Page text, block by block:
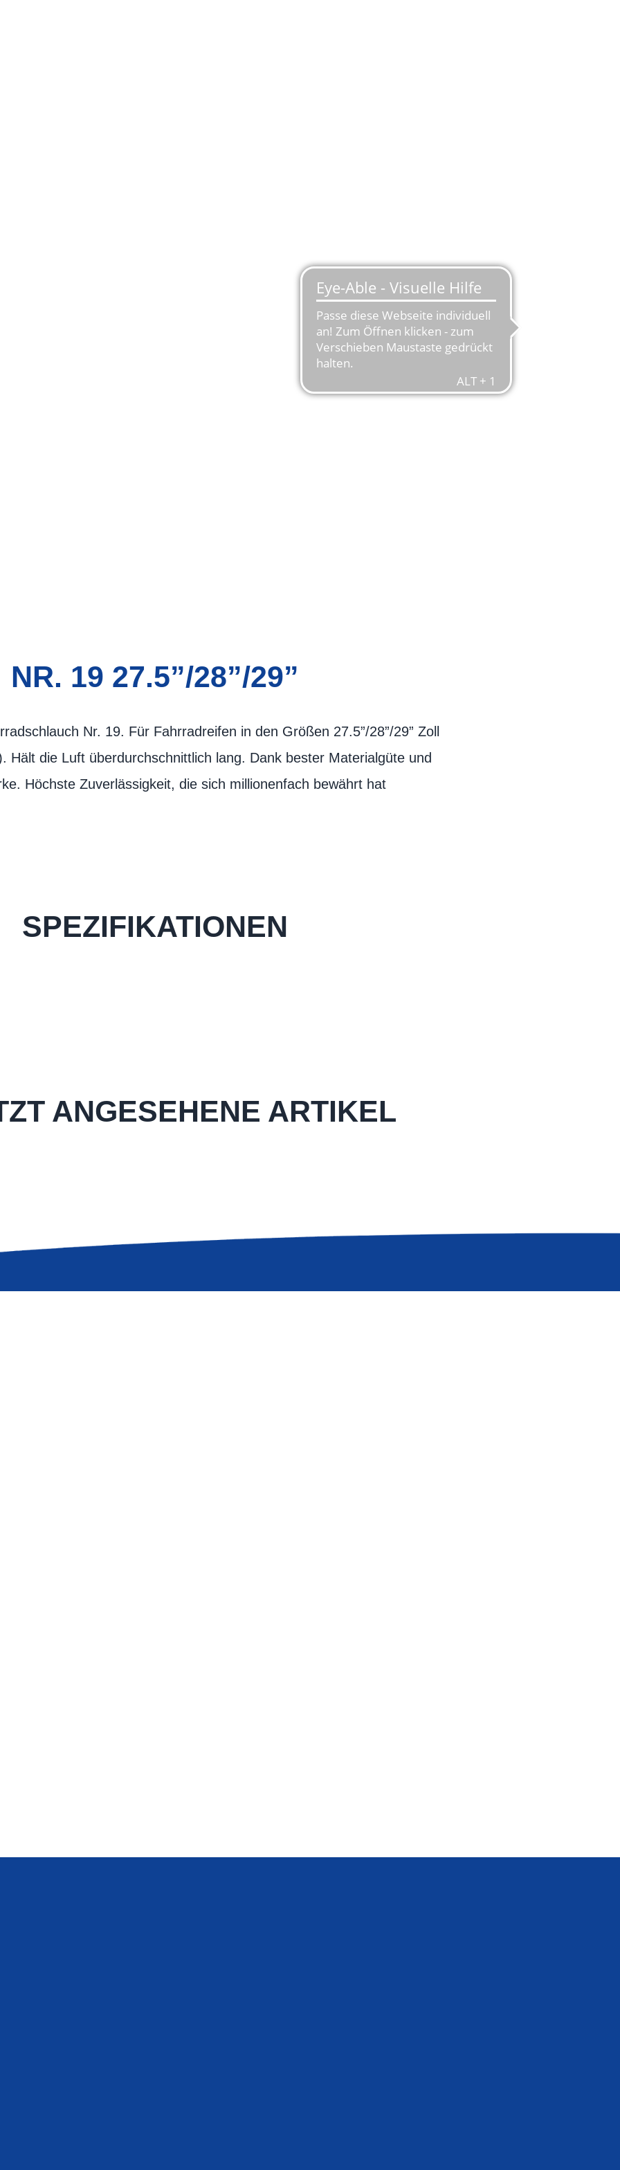
NR. 19 27.5”/28”/29”
Nr. 19. Für Fahrradreifen in den Größen 27.5”/28”/29” Zoll
Hält die Luft überdurchschnittlich lang. Dank bester Materialgüte und
Höchste Zuverlässigkeit, die sich millionenfach bewährt hat
SPEZIFIKATIONEN
ANGESEHENE ARTIKEL